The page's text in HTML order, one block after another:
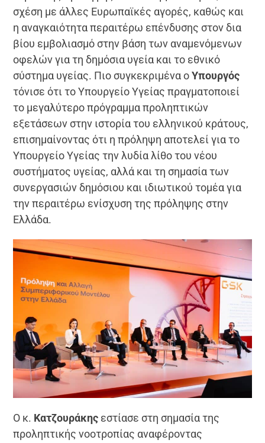
σχέση με άλλες Ευρωπαϊκές αγορές, καθώς και
η αναγκαιότητα περαιτέρω επένδυσης στον δια
βίου εμβολιασμό στην βάση των αναμενόμενων
οφελών για τη δημόσια υγεία και το εθνικό
σύστημα υγείας. Πιο συγκεκριμένα οΥπουργός
τόνισε ότι το Υπουργείο Υγείας πραγματοποιεί
το μεγαλύτερο πρόγραμμα προληπτικών
εξετάσεων στην ιστορία του ελληνικού κράτους,
επισημαίνοντας ότι η πρόληψη αποτελεί για το
Υπουργείο Υγείας την λυδία λίθο του νέου
συστήματος υγείας, αλλά και τη σημασία των
συνεργασιών δημόσιου και ιδιωτικού τομέα για
την περαιτέρω ενίσχυση της πρόληψης στην
Ελλάδα.
Ο κ. Κατζουράκης εστίασε στη σημασία της
προληπτικής νοοτροπίας αναφέροντας